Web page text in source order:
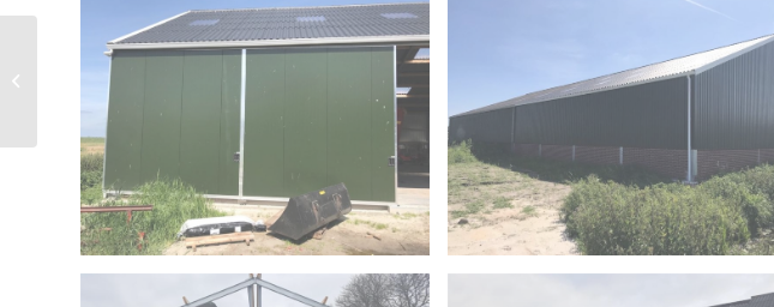
Abbega Uitbreiding
melkveebedrijf 220